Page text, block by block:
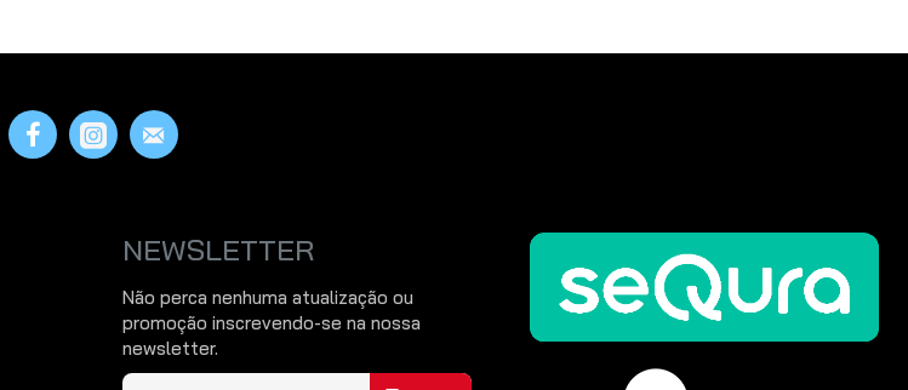
NEWSLETTER
Não perca nenhuma atualização ou
promoção inscrevendo-se na nossa
newsletter.